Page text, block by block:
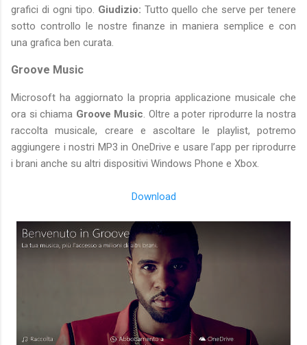
grafici di ogni tipo. Giudizio: Tutto quello che serve per tenere
sotto controllo le nostre finanze in maniera semplice e con
una grafica ben curata.
Groove Music
Microsoft ha aggiornato la propria applicazione musicale che
ora si chiama Groove Music. Oltre a poter riprodurre la nostra
raccolta musicale, creare e ascoltare le playlist, potremo
aggiungere i nostri MP3 in OneDrive e usare l’app per riprodurre
i brani anche su altri dispositivi Windows Phone e Xbox.
Download